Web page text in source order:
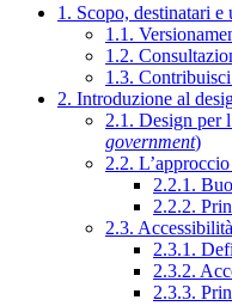
1. Scopo, destinatari
1.1.
1.2.
1.3.
2. Introduzione al
2.1. Design per
government)
2.2.
2.2.1.
2.2.2.
2.3. Accessibilità
2.3.1.
2.3.2.
2.3.3.